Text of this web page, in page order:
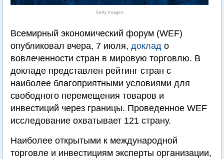
Getty Images
Всемирный экономический форум (WEF)
опубликовал вчера, 7 июля, доклад о
вовлеченности стран в мировую торговлю. В
докладе представлен рейтинг стран с
наиболее благоприятными условиями для
свободного перемещения товаров и
инвестиций через границы. Проведенное WEF
исследование охватывает 121 страну.
Наиболее открытыми к международной
торговле и инвестициям эксперты организации,